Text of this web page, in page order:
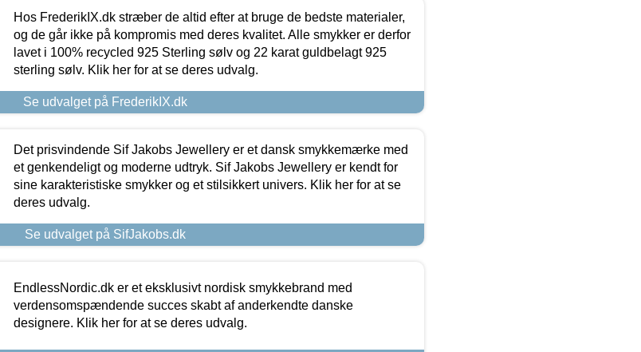
Hos FrederikIX.dk stræber de altid efter at bruge de bedste materialer,
og de går ikke på kompromis med deres kvalitet. Alle smykker er derfor
lavet i 100% recycled 925 Sterling sølv og 22 karat guldbelagt 925
sterling sølv. Klik her for at se deres udvalg.
Se udvalget på FrederikIX.dk
Det prisvindende Sif Jakobs Jewellery er et dansk smykkemærke med
et genkendeligt og moderne udtryk. Sif Jakobs Jewellery er kendt for
sine karakteristiske smykker og et stilsikkert univers. Klik her for at se
deres udvalg.
Se udvalget på SifJakobs.dk
EndlessNordic.dk er et eksklusivt nordisk smykkebrand med
verdensomspændende succes skabt af anderkendte danske
designere. Klik her for at se deres udvalg.